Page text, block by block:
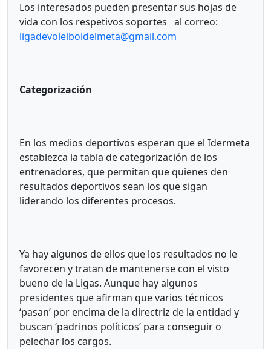
Los interesados pueden presentar sus hojas de
vida con los respetivos soportes al correo:
ligadevoleiboldelmeta@gmail.com
Categorización
En los medios deportivos esperan que el Idermeta
establezca la tabla de categorización de los
entrenadores, que permitan que quienes den
resultados deportivos sean los que sigan
liderando los diferentes procesos.
Ya hay algunos de ellos que los resultados no le
favorecen y tratan de mantenerse con el visto
bueno de la Ligas. Aunque hay algunos
presidentes que afirman que varios técnicos
‘pasan’ por encima de la directriz de la entidad y
buscan ‘padrinos políticos’ para conseguir o
pelechar los cargos.